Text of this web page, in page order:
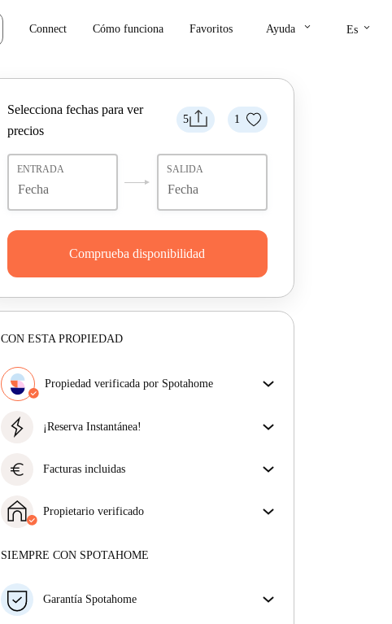
Connect Cómo funciona Favoritos Ayuda keyboard_arrow_down Es keyboard_arrow_down
5 1
Selecciona fechas para ver
precios
ENTRADA SALIDA
Comprueba disponibilidad
CON ESTA PROPIEDAD
Propiedad verificada por Spotahome
obtienes exactamente lo que ves en el anuncio.
¡Reserva Instantánea!
aceptada de inmediato si reúnes las
condiciones de la
euro Facturas incluidas
facturas incluidas, que cubren alquiler y servicios
para una experiencia de alquiler sin complicaciones.
Propietario verificado
Más sobre este arrendador
SIEMPRE CON SPOTAHOME
Garantía Spotahome